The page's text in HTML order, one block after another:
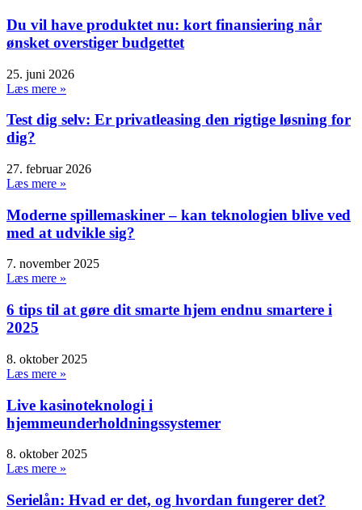
Du vil have produktet nu: kort finansiering når
ønsket overstiger budgettet
25. juni 2026
Læs mere »
Test dig selv: Er privatleasing den rigtige løsning for
dig?
27. februar 2026
Læs mere »
Moderne spillemaskiner – kan teknologien blive ved
med at udvikle sig?
7. november 2025
Læs mere »
6 tips til at gøre dit smarte hjem endnu smartere i
2025
8. oktober 2025
Læs mere »
Live kasinoteknologi i
hjemmeunderholdningssystemer
8. oktober 2025
Læs mere »
Serielån: Hvad er det, og hvordan fungerer det?